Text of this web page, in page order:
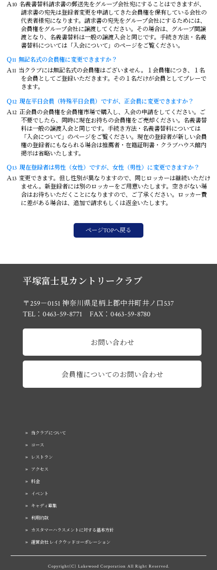
Ａ10 名義書替料請求書の郵送先をグループ会社宛にすることはできますが、
請求書の宛先は登録者変更を申請してきた会員権を保有している会社の
代表者様宛になります。請求書の宛先をグループ会社にするためには、
会員権をグループ会社に譲渡してください。その場合は、グループ間譲
渡となり、名義書替料は一般の譲渡入会と同じです。手続き方法・名義
書替料については「入会について」のページをご覧ください。
Ｑ11 無記名式の会員権に変更できますか？
Ａ11 当クラブには無記名式の会員権はございません。１会員権につき、１名
を会員としてご登録いただきます。その１名だけが会員としてプレーで
きます。
Ｑ12 現在平日会員（特殊平日会員）ですが、正会員に変更できますか？
Ａ12 正会員の会員権を会員権市場で購入し、入会の申請をしてください。ご
不要でしたら、同時に現在お持ちの会員権をご売却ください。名義書替
料は一般の譲渡入会と同じです。手続き方法・名義書替料については
「入会について」のページをご覧ください。現在の登録者が新しい会員
権の登録者にもなられる場合は推薦者・在籍証明書・クラブハウス館内
掲示は省略いたします。
Ｑ13 現在登録者は男性（女性）ですが、女性（男性）に変更できますか？
Ａ13 変更できます。但し性別が異なりますので、同じロッカーは継続いただけ
ません。新登録者には別のロッカーをご用意いたします。空きがない場
合はお待ちいただくことになりますので、ご了承ください。ロッカー費
に差がある場合は、追加で請求もしくは返金いたします。
ページTOPへ戻る
平塚富士見カントリークラブ
〒259－0151 神奈川県足柄上郡中井町井ノ口537
TEL：0463-59-8771 FAX：0463-59-8780
お問い合わせ
会員権についてのお問い合わせ
当クラブについて
コース
レストラン
アクセス
料金
イベント
キャディ募集
利用約款
カスタマーハラスメントに対する基本方針
運営会社 レイクウッドコーポレーション
Copyright(C) Lakewood Corporation All Right Reserved.